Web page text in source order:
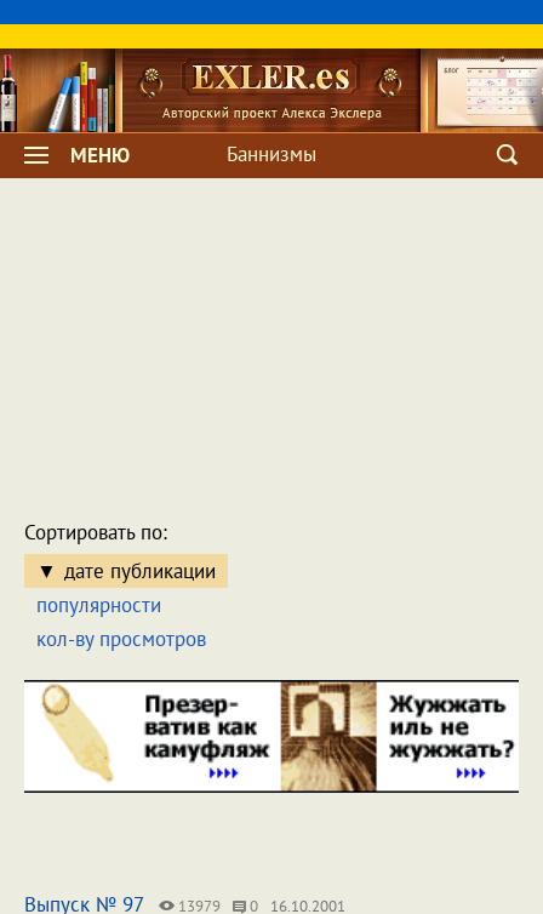
МЕНЮ Баннизмы
Сортировать по:
дате публикации
популярности
кол-ву просмотров
Выпуск № 97 13979 0 16.10.2001